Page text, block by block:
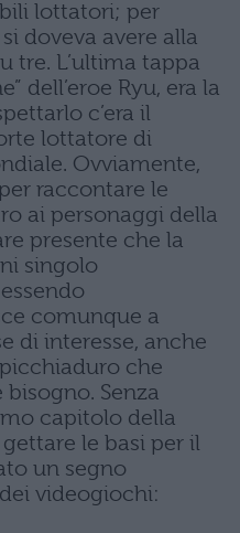
lottatori; per
doveva avere alla
tre. L’ultima tappa
dell’eroe Ryu, era la
c’era il
lottatore di
Ovviamente,
raccontare le
ai personaggi della
presente che la
singolo
comunque a
di interesse, anche
che
Senza
capitolo della
le basi per il
un segno
videogiochi: